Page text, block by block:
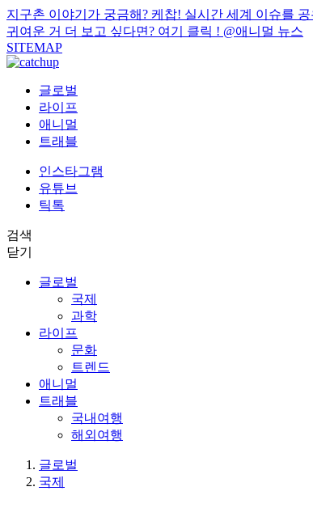
지구촌 이야기가 궁금해? 케찹! 실시간 세계 이슈를
귀여운 거 더 보고 싶다면? 여기 클릭 ! @애니멀 뉴스
SITEMAP
글로벌
라이프
애니멀
트래블
인스타그램
유튜브
틱톡
검색
닫기
글로벌
국제
과학
라이프
문화
트렌드
애니멀
트래블
국내여행
해외여행
글로벌
국제